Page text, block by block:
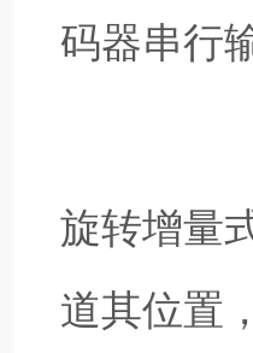
码器串行
旋转增量
道其位置